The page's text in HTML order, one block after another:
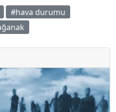
#hava durumu